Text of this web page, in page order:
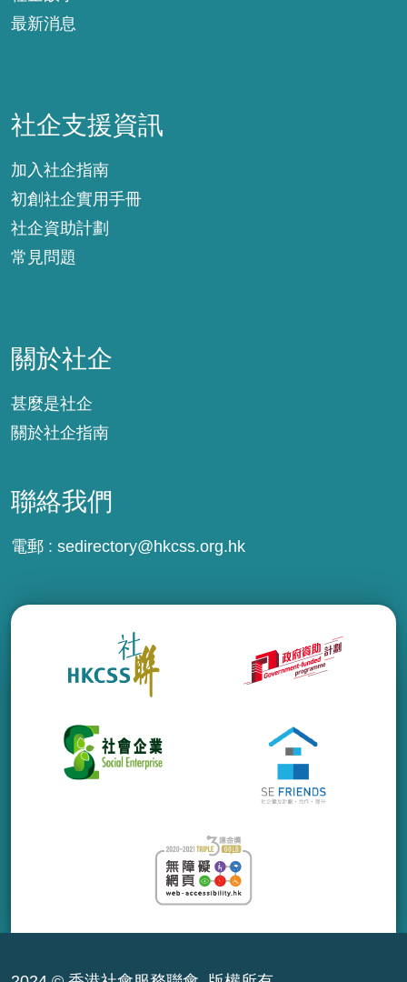
最新消息
社企支援資訊
加入社企指南
初創社企實用手冊
社企資助計劃
常見問題
關於社企
甚麼是社企
關於社企指南
聯絡我們
電郵 : sedirectory@hkcss.org.hk